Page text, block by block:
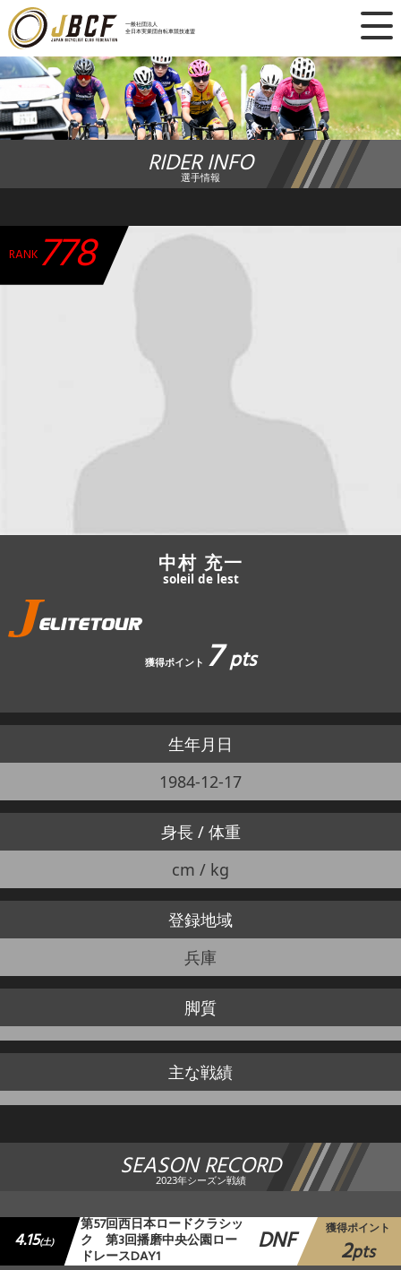
一般社団法人
全日本実業団自転車競技連盟
×
ニュース
レース日程
ランキング
チーム・選手
加盟・登録
エントリー
JBCF ROAD SERIESとは
RIDER INFO
選手情報
RANK 778
中村 充一
soleil de lest
獲得ポイント 7pts
生年月日
1984-12-17
身長 / 体重
cm / kg
登録地域
兵庫
脚質
主な戦績
SEASON RECORD
2023年シーズン戦績
4.15(土)
第57回西日本ロードクラシッ
ク 第3回播磨中央公園ロー
ドレースDAY1 DNF 獲得ポイント
2pts